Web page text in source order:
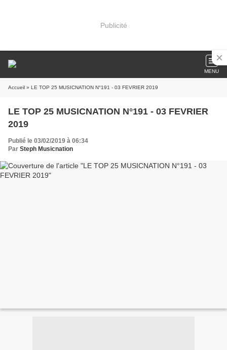
Publicité
MENU
Accueil » LE TOP 25 MUSICNATION N°191 - 03 FEVRIER 2019
LE TOP 25 MUSICNATION N°191 - 03 FEVRIER
2019
Publié le 03/02/2019 à 06:34
Par Steph Musicnation